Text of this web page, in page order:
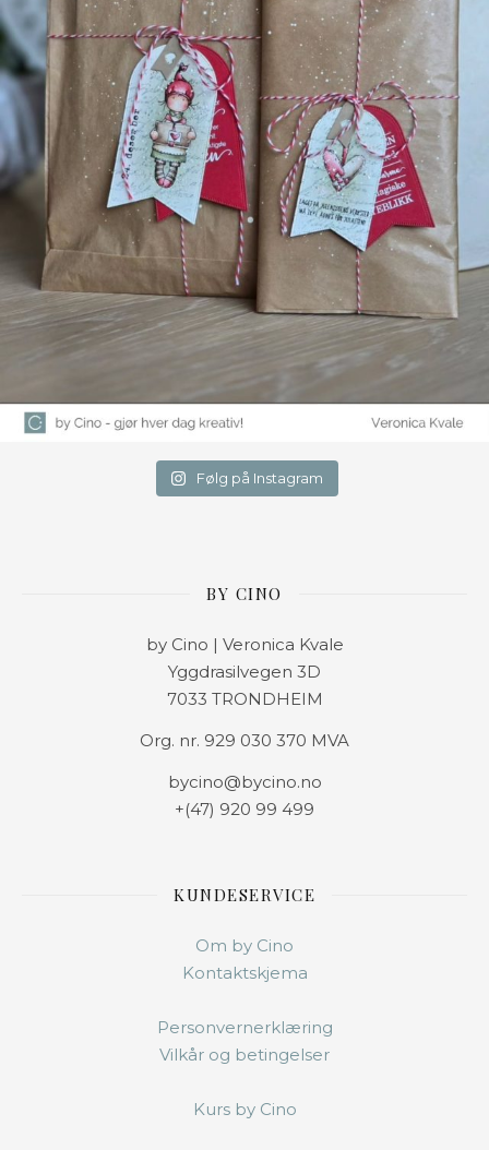
Følg på Instagram
BY CINO
by Cino | Veronica Kvale
Yggdrasilvegen 3D
7033 TRONDHEIM
Org. nr. 929 030 370 MVA
bycino@bycino.no
+(47) 920 99 499
KUNDESERVICE
Om by Cino
Kontaktskjema
Personvernerklæring
Vilkår og betingelser
Kurs by Cino